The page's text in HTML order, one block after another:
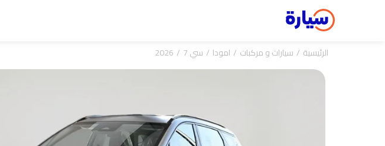
الرئيسية سيارات و مركبات امودا سي 7 2026